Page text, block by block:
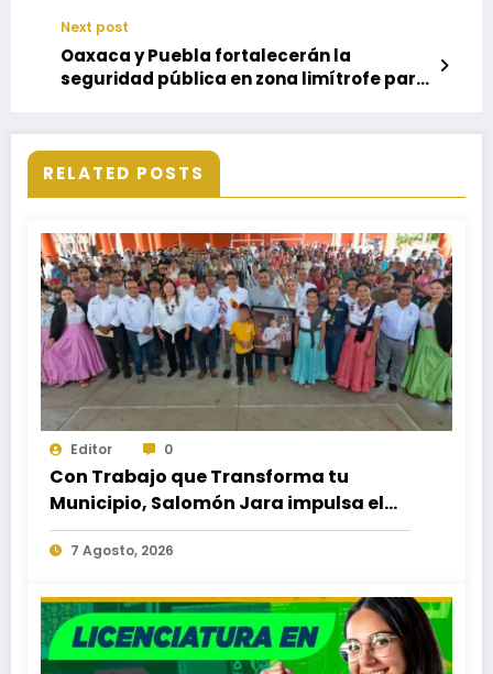
Next post
Oaxaca y Puebla fortalecerán la
seguridad pública en zona limítrofe para
RELATED POSTS
Editor 0
Con Trabajo que Transforma tu
Municipio, Salomón Jara impulsa el
desarrollo de Santiago Minas
7 Agosto, 2026